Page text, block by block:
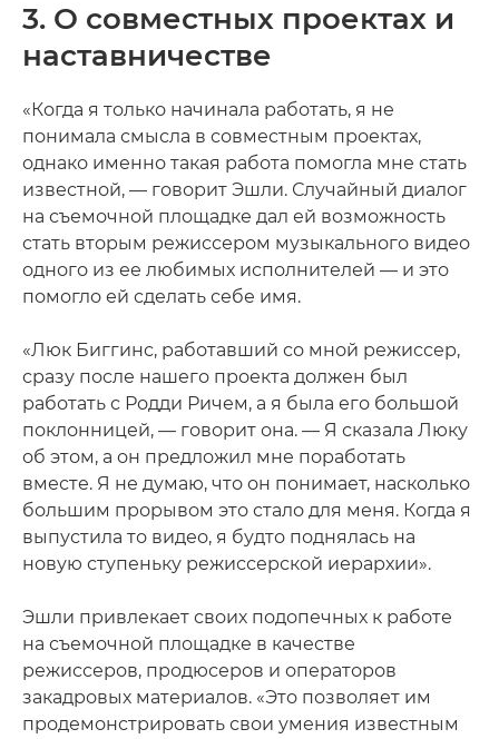
3. О совместных проектах и
наставничестве
«Когда я только начинала работать, я не
понимала смысла в совместным проектах,
однако именно такая работа помогла мне стать
известной, — говорит Эшли. Случайный диалог
на съемочной площадке дал ей возможность
стать вторым режиссером музыкального видео
одного из ее любимых исполнителей — и это
помогло ей сделать себе имя.
«Люк Биггинс, работавший со мной режиссер,
сразу после нашего проекта должен был
работать с Родди Ричем, а я была его большой
поклонницей, — говорит она. — Я сказала Люку
об этом, а он предложил мне поработать
вместе. Я не думаю, что он понимает, насколько
большим прорывом это стало для меня. Когда я
выпустила то видео, я будто поднялась на
новую ступеньку режиссерской иерархии».
Эшли привлекает своих подопечных к работе
на съемочной площадке в качестве
режиссеров, продюсеров и операторов
закадровых материалов. «Это позволяет им
продемонстрировать свои умения известным